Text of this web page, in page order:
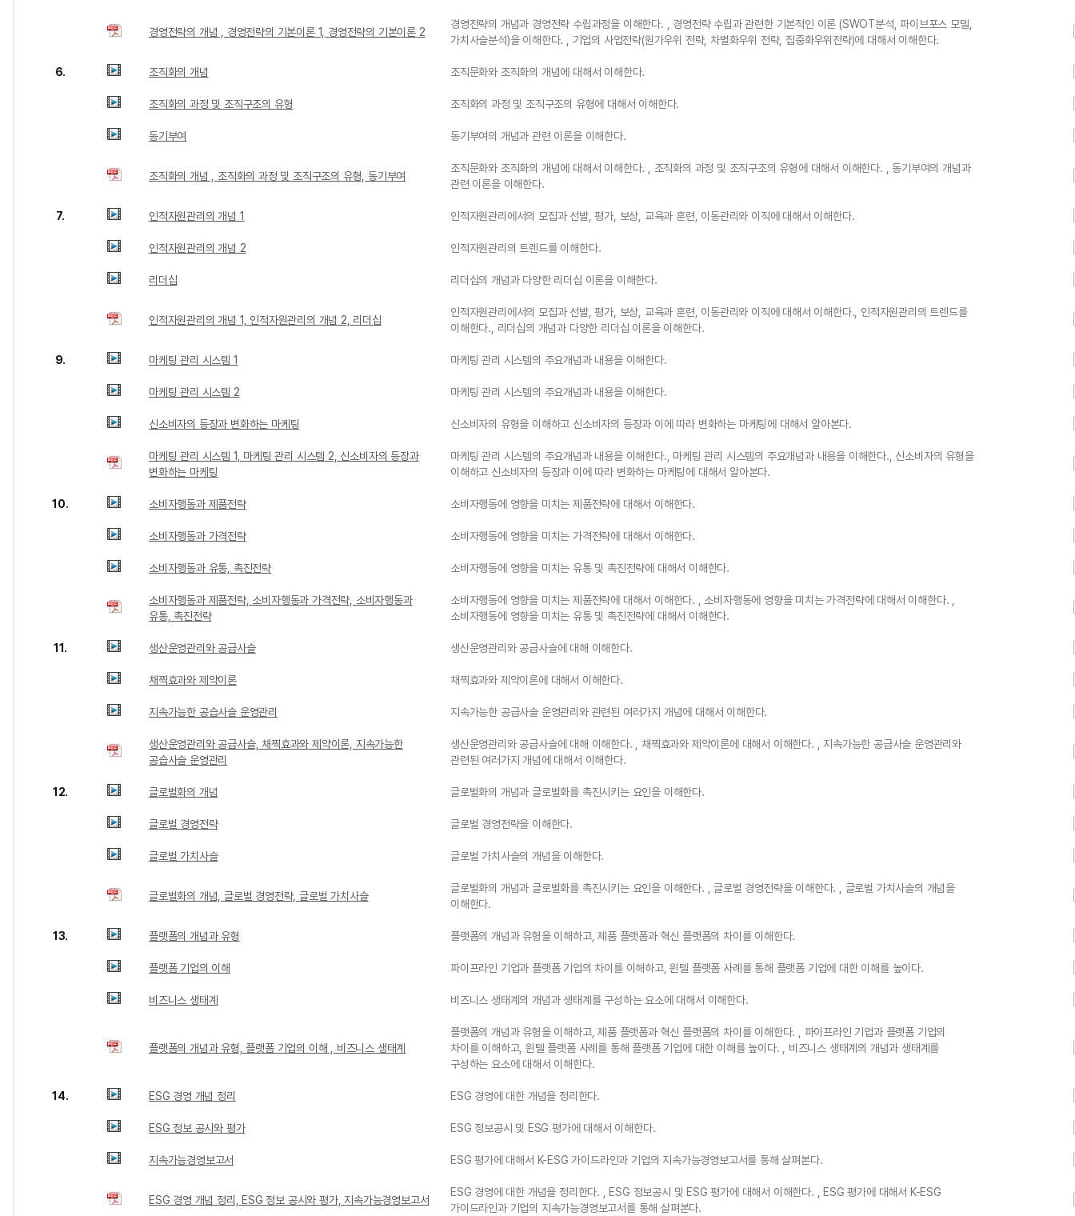
경영전략의 개념 , 경영전략의 기본이론 1, 경영전략의 기본이론 2
경영전략의 개념과 경영전략 수립과정을 이해한다. , 경영전략 수립과 관련한 기본적인 이론 (SWOT분석, 파이브포스 모델,
가치사슬분석)을 이해한다. , 기업의 사업전략(원가우위 전략, 차별화우위 전략, 집중화우위전략)에 대해서 이해한다.
6. 조직화의 개념 조직문화와 조직화의 개념에 대해서 이해한다.
조직화의 과정 및 조직구조의 유형 조직화의 과정 및 조직구조의 유형에 대해서 이해한다.
동기부여 동기부여의 개념과 관련 이론을 이해한다.
조직화의 개념 , 조직화의 과정 및 조직구조의 유형, 동기부여
조직문화와 조직화의 개념에 대해서 이해한다. , 조직화의 과정 및 조직구조의 유형에 대해서 이해한다. , 동기부여의 개념과
관련 이론을 이해한다.
7. 인적자원관리의 개념 1 인적자원관리에서의 모집과 선발, 평가, 보상, 교육과 훈련, 이동관리와 이직에 대해서 이해한다.
인적자원관리의 개념 2 인적자원관리의 트렌드를 이해한다.
리더십 리더십의 개념과 다양한 리더십 이론을 이해한다.
인적자원관리의 개념 1, 인적자원관리의 개념 2, 리더십
인적자원관리에서의 모집과 선발, 평가, 보상, 교육과 훈련, 이동관리와 이직에 대해서 이해한다., 인적자원관리의 트렌드를
이해한다., 리더십의 개념과 다양한 리더십 이론을 이해한다.
9. 마케팅 관리 시스템 1 마케팅 관리 시스템의 주요개념과 내용을 이해한다.
마케팅 관리 시스템 2 마케팅 관리 시스템의 주요개념과 내용을 이해한다.
신소비자의 등장과 변화하는 마케팅 신소비자의 유형을 이해하고 신소비자의 등장과 이에 따라 변화하는 마케팅에 대해서 알아본다.
마케팅 관리 시스템 1, 마케팅 관리 시스템 2, 신소비자의 등장과
변화하는 마케팅
마케팅 관리 시스템의 주요개념과 내용을 이해한다., 마케팅 관리 시스템의 주요개념과 내용을 이해한다., 신소비자의 유형을
이해하고 신소비자의 등장과 이에 따라 변화하는 마케팅에 대해서 알아본다.
10. 소비자행동과 제품전략 소비자행동에 영향을 미치는 제품전략에 대해서 이해한다.
소비자행동과 가격전략 소비자행동에 영향을 미치는 가격전략에 대해서 이해한다.
소비자행동과 유통, 촉진전략 소비자행동에 영향을 미치는 유통 및 촉진전략에 대해서 이해한다.
소비자행동과 제품전략, 소비자행동과 가격전략, 소비자행동과
유통, 촉진전략
소비자행동에 영향을 미치는 제품전략에 대해서 이해한다. , 소비자행동에 영향을 미치는 가격전략에 대해서 이해한다. ,
소비자행동에 영향을 미치는 유통 및 촉진전략에 대해서 이해한다.
11. 생산운영관리와 공급사슬 생산운영관리와 공급사슬에 대해 이해한다.
채찍효과와 제약이론 채찍효과와 제약이론에 대해서 이해한다.
지속가능한 공습사슬 운영관리 지속가능한 공급사슬 운영관리와 관련된 여러가지 개념에 대해서 이해한다.
생산운영관리와 공급사슬, 채찍효과와 제약이론, 지속가능한
공습사슬 운영관리
생산운영관리와 공급사슬에 대해 이해한다. , 채찍효과와 제약이론에 대해서 이해한다. , 지속가능한 공급사슬 운영관리와
관련된 여러가지 개념에 대해서 이해한다.
12. 글로벌화의 개념 글로벌화의 개념과 글로벌화를 촉진시키는 요인을 이해한다.
글로벌 경영전략 글로벌 경영전략을 이해한다.
글로벌 가치사슬 글로벌 가치사슬의 개념을 이해한다.
글로벌화의 개념, 글로벌 경영전략, 글로벌 가치사슬
글로벌화의 개념과 글로벌화를 촉진시키는 요인을 이해한다. , 글로벌 경영전략을 이해한다. , 글로벌 가치사슬의 개념을
이해한다.
13. 플랫폼의 개념과 유형 플랫폼의 개념과 유형을 이해하고, 제품 플랫폼과 혁신 플랫폼의 차이를 이해한다.
플랫폼 기업의 이해 파이프라인 기업과 플랫폼 기업의 차이를 이해하고, 윈텔 플랫폼 사례를 통해 플랫폼 기업에 대한 이해를 높이다.
비즈니스 생태계 비즈니스 생태계의 개념과 생태계를 구성하는 요소에 대해서 이해한다.
플랫폼의 개념과 유형, 플랫폼 기업의 이해 , 비즈니스 생태계
플랫폼의 개념과 유형을 이해하고, 제품 플랫폼과 혁신 플랫폼의 차이를 이해한다. , 파이프라인 기업과 플랫폼 기업의
차이를 이해하고, 윈텔 플랫폼 사례를 통해 플랫폼 기업에 대한 이해를 높이다. , 비즈니스 생태계의 개념과 생태계를
구성하는 요소에 대해서 이해한다.
14. ESG 경영 개념 정리 ESG 경영에 대한 개념을 정리한다.
ESG 정보 공시와 평가 ESG 정보공시 및 ESG 평가에 대해서 이해한다.
지속가능경영보고서 ESG 평가에 대해서 K-ESG 가이드라인과 기업의 지속가능경영보고서를 통해 살펴본다.
ESG 경영 개념 정리, ESG 정보 공시와 평가, 지속가능경영보고서
ESG 경영에 대한 개념을 정리한다. , ESG 정보공시 및 ESG 평가에 대해서 이해한다. , ESG 평가에 대해서 K-ESG
가이드라인과 기업의 지속가능경영보고서를 통해 살펴본다.